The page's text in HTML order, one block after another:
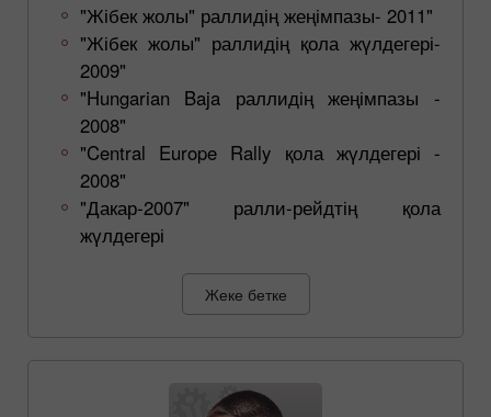
"Жібек жолы" раллидің жеңімпазы- 2011"
"Жібек жолы" раллидің қола жүлдегері-
2009"
"Hungarian Baja раллидің жеңімпазы -
2008"
"Central Europe Rally қола жүлдегері -
2008"
"Дакар-2007" ралли-рейдтің қола
жүлдегері
Жеке бетке